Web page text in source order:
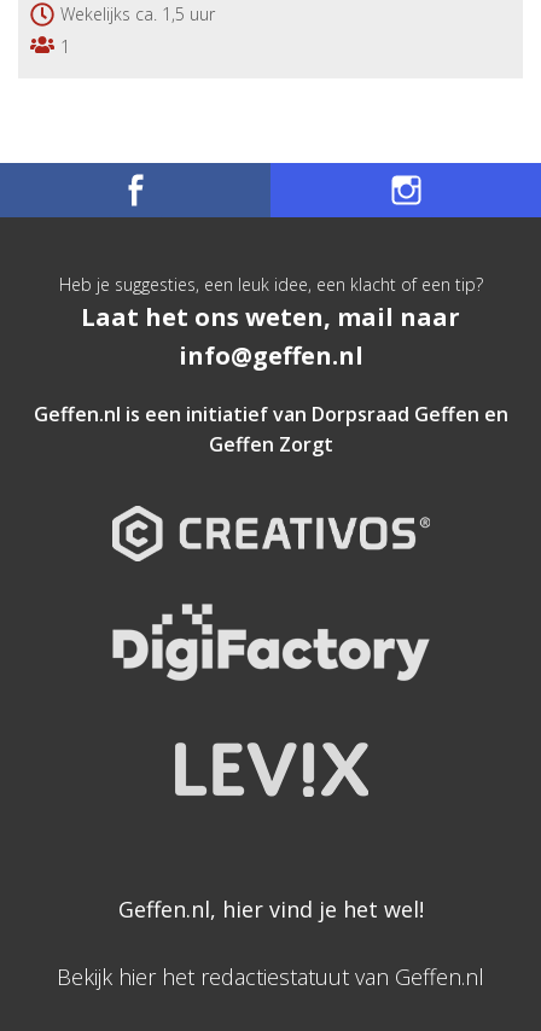
Wekelijks ca. 1,5 uur
1
Heb je suggesties, een leuk idee, een klacht of een tip?
Laat het ons weten, mail naar
info@geffen.nl
Geffen.nl is een initiatief van Dorpsraad Geffen en
Geffen Zorgt
Geffen.nl, hier vind je het wel!
Bekijk hier het redactiestatuut van Geffen.nl